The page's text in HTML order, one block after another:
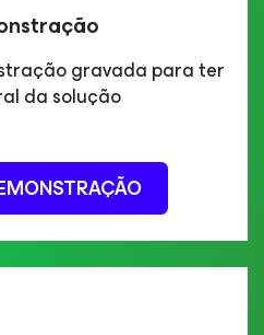
gravada para ter
da solução